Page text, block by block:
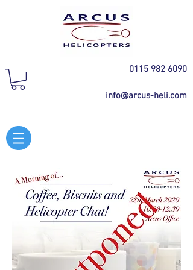
0115 982 6090
info@arcus-heli.com